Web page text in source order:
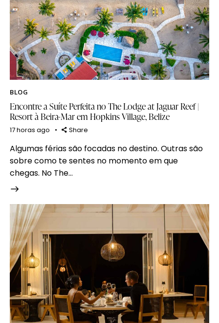
BLOG
Encontre a Suíte Perfeita no The Lodge at Jaguar Reef |
Resort à Beira-Mar em Hopkins Village, Belize
17 horas ago Share
Algumas férias são focadas no destino. Outras são
sobre como te sentes no momento em que
chegas. No The…